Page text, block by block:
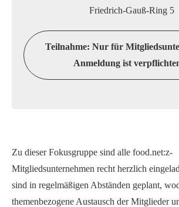
Friedrich-Gauß-Ring 5
Teilnahme: Nur für
Anmeldung ist
Zu dieser Fokusgruppe sind alle food.net:z-
Mitgliedsunternehmen recht herzlich
sind in regelmäßigen Abständen geplant,
themenbezogene Austausch der Mitglieder